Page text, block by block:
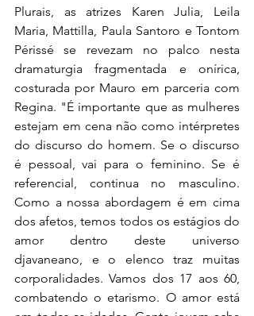
Plurais, as atrizes Karen Julia, Leila
Maria, Mattilla, Paula Santoro e Tontom
Périssé se revezam no palco nesta
dramaturgia fragmentada e onírica,
costurada por Mauro em parceria com
Regina. "É importante que as mulheres
estejam em cena não como intérpretes
do discurso do homem. Se o discurso
é pessoal, vai para o feminino. Se é
referencial, continua no masculino.
Como a nossa abordagem é em cima
dos afetos, temos todos os estágios do
amor dentro deste universo
djavaneano, e o elenco traz muitas
corporalidades. Vamos dos 17 aos 60,
combatendo o etarismo. O amor está